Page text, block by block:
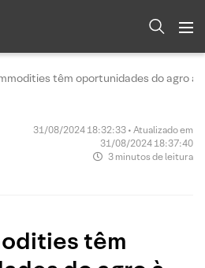
têm oportunidades do agro à
31/08/2024 18:32:33 • Atualizado em
31/08/2024 18:37:40
3 minutos de leitura
têm